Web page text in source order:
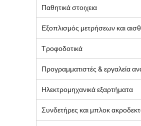
Παθητικά στοιχεια
Εξοπλισμός μετρήσεων και
Τροφοδοτικά
Προγραμματιστές & εργαλεία
Ηλεκτρομηχανικά εξαρτήματα
Συνδετήρες και μπλοκ